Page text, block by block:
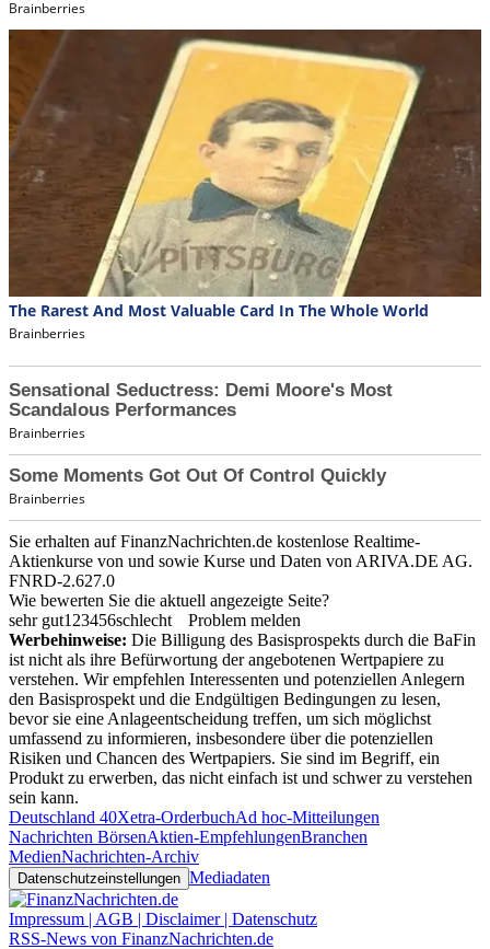
Sie erhalten auf FinanzNachrichten.de kostenlose Realtime-
Aktienkurse von und sowie Kurse und Daten von ARIVA.DE AG.
FNRD-2.627.0
Wie bewerten Sie die aktuell angezeigte Seite?
sehr gut1 23456schlecht
Problem melden
Werbehinweise: Die Billigung des Basisprospekts durch die BaFin
ist nicht als ihre Befürwortung der angebotenen Wertpapiere zu
verstehen. Wir empfehlen Interessenten und potenziellen Anlegern
den Basisprospekt und die Endgültigen Bedingungen zu lesen,
bevor sie eine Anlageentscheidung treffen, um sich möglichst
umfassend zu informieren, insbesondere über die potenziellen
Risiken und Chancen des Wertpapiers. Sie sind im Begriff, ein
Produkt zu erwerben, das nicht einfach ist und schwer zu verstehen
sein kann.
Deutschland 40Xetra-OrderbuchAd hoc-Mitteilungen
Nachrichten BörsenAktien-EmpfehlungenBranchen
MedienNachrichten-Archiv
Datenschutzeinstellungen Mediadaten
Impressum | AGB | Disclaimer | Datenschutz
RSS-News von FinanzNachrichten.de